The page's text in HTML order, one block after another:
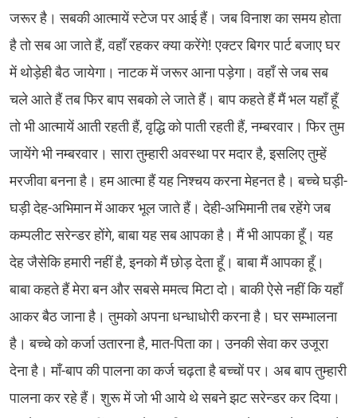
जरूर है। सबकी आत्मायें स्टेज पर आई हैं। जब विनाश का समय होता
है तो सब आ जाते हैं, वहाँ रहकर क्या करेंगे! एक्टर बिगर पार्ट बजाए घर
में थोड़ेही बैठ जायेगा। नाटक में जरूर आना पड़ेगा। वहाँ से जब सब
चले आते हैं तब फिर बाप सबको ले जाते हैं। बाप कहते हैं मैं भल यहाँ हूँ
तो भी आत्मायें आती रहती हैं, वृद्धि को पाती रहती हैं, नम्बरवार। फिर तुम
जायेंगे भी नम्बरवार। सारा तुम्हारी अवस्था पर मदार है, इसलिए तुम्हें
मरजीवा बनना है। हम आत्मा हैं यह निश्चय करना मेहनत है। बच्चे घड़ी-
घड़ी देह-अभिमान में आकर भूल जाते हैं। देही-अभिमानी तब रहेंगे जब
कम्पलीट सरेन्डर होंगे, बाबा यह सब आपका है। मैं भी आपका हूँ। यह
देह जैसेकि हमारी नहीं है, इनको मैं छोड़ देता हूँ। बाबा मैं आपका हूँ।
बाबा कहते हैं मेरा बन और सबसे ममत्व मिटा दो। बाकी ऐसे नहीं कि यहाँ
आकर बैठ जाना है। तुमको अपना धन्धाधोरी करना है। घर सम्भालना
है। बच्चे को कर्जा उतारना है, मात-पिता का। उनकी सेवा कर उजूरा
देना है। माँ-बाप की पालना का कर्ज चढ़ता है बच्चों पर। अब बाप तुम्हारी
पालना कर रहे हैं। शुरू में जो भी आये थे सबने झट सरेन्डर कर दिया।